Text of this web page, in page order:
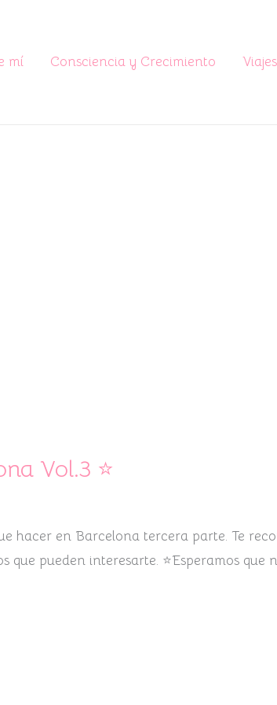
mí Consciencia y Crecimiento Viajes
Vol.3 ⭐
hacer en Barcelona tercera parte. Te
pueden interesarte. ⭐Esperamos que